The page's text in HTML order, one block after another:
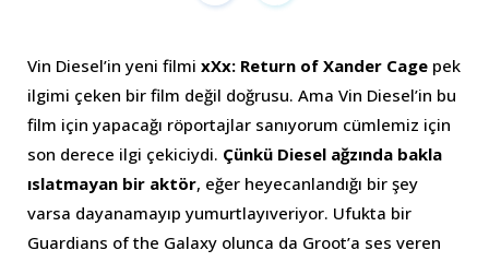
Vin Diesel’in yeni filmi xXx: Return of Xander Cage pek
ilgimi çeken bir film değil doğrusu. Ama Vin Diesel’in bu
film için yapacağı röportajlar sanıyorum cümlemiz için
son derece ilgi çekiciydi. Çünkü Diesel ağzında bakla
ıslatmayan bir aktör, eğer heyecanlandığı bir şey
varsa dayanamayıp yumurtlayıveriyor. Ufukta bir
Guardians of the Galaxy olunca da Groot’a ses veren